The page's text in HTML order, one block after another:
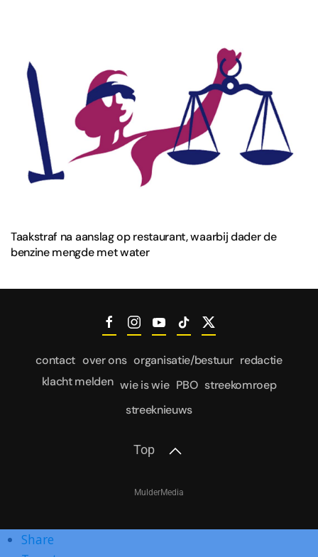
Taakstraf na aanslag op restaurant, waarbij dader de
benzine mengde met water
contact over ons organisatie/bestuur redactie
klacht melden wie is wie PBO streekomroep
streeknieuws
Top
MulderMedia
Share